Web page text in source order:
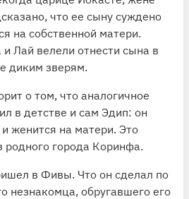
что ее сыну суждено
на собственной матери.
и Лай велели отнести сына в
диким зверям.
о том, что аналогичное
в детстве и сам Эдип: он
женится на матери. Это
родного города Коринфа.
в Фивы. Что он сделал по
незнакомца, обругавшего его